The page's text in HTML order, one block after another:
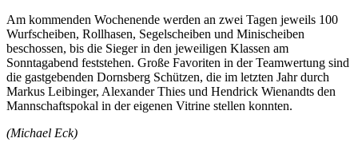
Am kommenden Wochenende werden an zwei Tagen jeweils 100
Wurfscheiben, Rollhasen, Segelscheiben und Minischeiben
beschossen, bis die Sieger in den jeweiligen Klassen am
Sonntagabend feststehen. Große Favoriten in der Teamwertung sind
die gastgebenden Dornsberg Schützen, die im letzten Jahr durch
Markus Leibinger, Alexander Thies und Hendrick Wienandts den
Mannschaftspokal in der eigenen Vitrine stellen konnten.
(Michael Eck)